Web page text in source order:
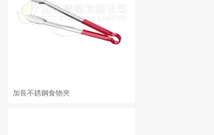
加長不銹鋼食物夾